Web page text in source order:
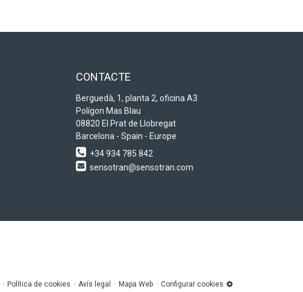
CONTACTE
Berguedà, 1, planta 2, oficina A3
Polígon Mas Blau
08820 El Prat de Llobregat
Barcelona - Spain - Europe
+34 934 785 842
sensotran@sensotran.com
Política de cookies Avís legal Mapa Web Configurar cookies